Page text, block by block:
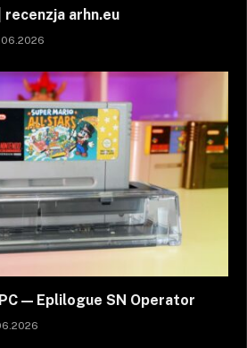
arhn.eu
— Eplilogue SN Operator